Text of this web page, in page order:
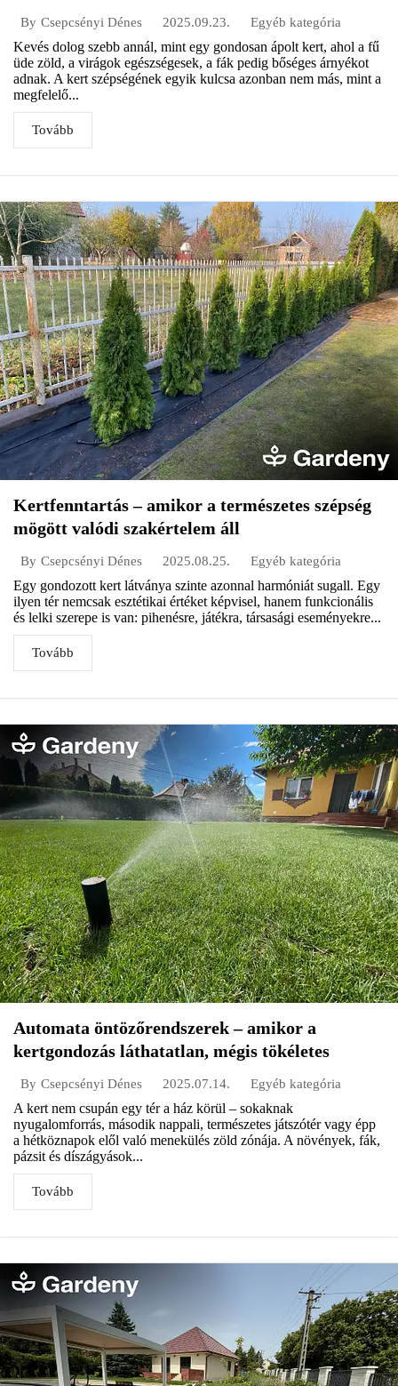
By Csepcsényi Dénes 2025.09.23. Egyéb kategória
Kevés dolog szebb annál, mint egy gondosan ápolt kert, ahol a fű
üde zöld, a virágok egészségesek, a fák pedig bőséges árnyékot
adnak. A kert szépségének egyik kulcsa azonban nem más, mint a
megfelelő...
Tovább
Kertfenntartás – amikor a természetes szépség
mögött valódi szakértelem áll
By Csepcsényi Dénes 2025.08.25. Egyéb kategória
Egy gondozott kert látványa szinte azonnal harmóniát sugall. Egy
ilyen tér nemcsak esztétikai értéket képvisel, hanem funkcionális
és lelki szerepe is van: pihenésre, játékra, társasági eseményekre...
Tovább
Automata öntözőrendszerek – amikor a
kertgondozás láthatatlan, mégis tökéletes
By Csepcsényi Dénes 2025.07.14. Egyéb kategória
A kert nem csupán egy tér a ház körül – sokaknak
nyugalomforrás, második nappali, természetes játszótér vagy épp
a hétköznapok elől való menekülés zöld zónája. A növények, fák,
pázsit és díszágyások...
Tovább